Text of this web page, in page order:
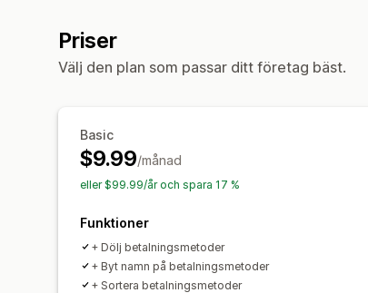
Priser
Välj den plan som passar ditt företag bäst.
Basic
$9.99/månad
eller $99.99/år och spara 17 %
Funktioner
+ Dölj betalningsmetoder
+ Byt namn på betalningsmetoder
+ Sortera betalningsmetoder